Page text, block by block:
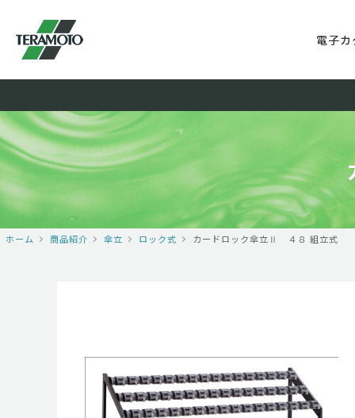
電子
ホーム 商品紹介 傘立 ロック式 カードロック傘立Ⅱ ４８ 組立式